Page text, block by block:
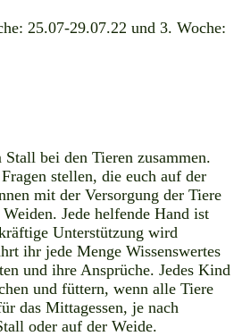
25.07-29.07.22 und 3. Woche:
bei den Tieren zusammen.
stellen, die euch auf der
mit der Versorgung der Tiere
Jede helfende Hand ist
Unterstützung wird
ihr jede Menge Wissenswertes
und ihre Ansprüche. Jedes Kind
und füttern, wenn alle Tiere
das Mittagessen, je nach
oder auf der Weide.